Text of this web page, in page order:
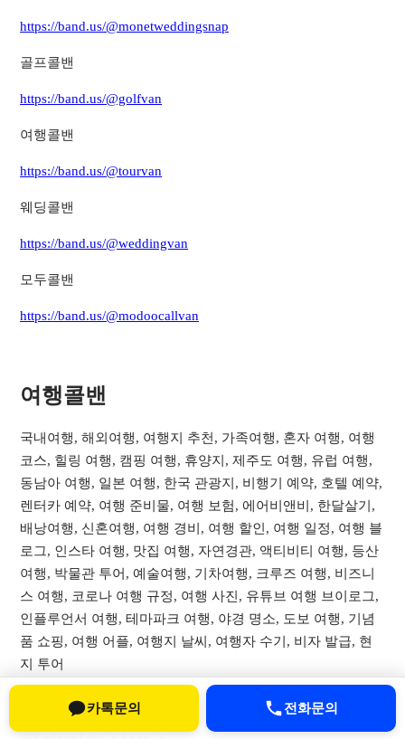
https://band.us/@monetweddingsnap
골프콜밴
https://band.us/@golfvan
여행콜밴
https://band.us/@tourvan
웨딩콜밴
https://band.us/@weddingvan
모두콜밴
https://band.us/@modoocallvan
여행콜밴​
국내여행, 해외여행, 여행지 추천, 가족여행, 혼자 여행, 여행
코스, 힐링 여행, 캠핑 여행, 휴양지, 제주도 여행, 유럽 여행,
동남아 여행, 일본 여행, 한국 관광지, 비행기 예약, 호텔 예약,
렌터카 예약, 여행 준비물, 여행 보험, 에어비앤비, 한달살기,
배낭여행, 신혼여행, 여행 경비, 여행 할인, 여행 일정, 여행 블
로그, 인스타 여행, 맛집 여행, 자연경관, 액티비티 여행, 등산
여행, 박물관 투어, 예술여행, 기차여행, 크루즈 여행, 비즈니
스 여행, 코로나 여행 규정, 여행 사진, 유튜브 여행 브이로그,
인플루언서 여행, 테마파크 여행, 야경 명소, 도보 여행, 기념
품 쇼핑, 여행 어플, 여행지 날씨, 여행자 수기, 비자 발급, 현
지 투어
카톡문의 전화문의